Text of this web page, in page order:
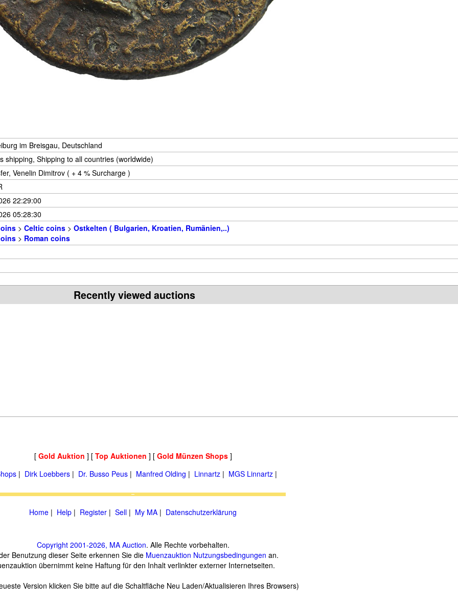
im Breisgau, Deutschland
shipping, Shipping to all countries (worldwide)
Venelin Dimitrov ( + 4 % Surcharge )
22:29:00
05:28:30
> Celtic coins > Ostkelten ( Bulgarien, Kroatien, Rumänien,..)
> Roman coins
Recently viewed auctions
[ Gold Auktion ] [ Top Auktionen ] [ Gold Münzen Shops]
| Dirk Loebbers | Dr. Busso Peus | Manfred Olding | Linnartz | MGS Linnartz |
Home | Help | Register | Sell | My MA | Datenschutzerklärung
Copyright 2001-2026, MA Auction. Alle Rechte vorbehalten.
Benutzung dieser Seite erkennen Sie die Muenzauktion Nutzungsbedingungen an.
übernimmt keine Haftung für den Inhalt verlinkter externer Internetseiten.
Version klicken Sie bitte auf die Schaltfläche Neu Laden/Aktualisieren Ihres Browsers)